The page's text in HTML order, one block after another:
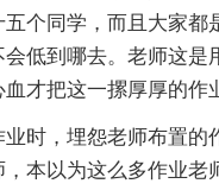
个同学，而且大家都
低到哪去。老师这是
才把这一摞厚厚的作
时，埋怨老师布置的
本以为这么多作业老